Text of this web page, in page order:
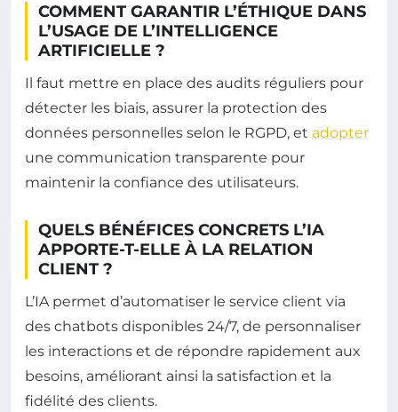
COMMENT GARANTIR L’ÉTHIQUE DANS
L’USAGE DE L’INTELLIGENCE
ARTIFICIELLE ?
Il faut mettre en place des audits réguliers pour
détecter les biais, assurer la protection des
données personnelles selon le RGPD, et adopter
une communication transparente pour
maintenir la confiance des utilisateurs.
QUELS BÉNÉFICES CONCRETS L’IA
APPORTE-T-ELLE À LA RELATION
CLIENT ?
L’IA permet d’automatiser le service client via
des chatbots disponibles 24/7, de personnaliser
les interactions et de répondre rapidement aux
besoins, améliorant ainsi la satisfaction et la
fidélité des clients.